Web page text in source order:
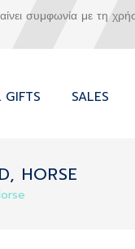
συμφωνία με τη
GIFTS SALES
HORSE